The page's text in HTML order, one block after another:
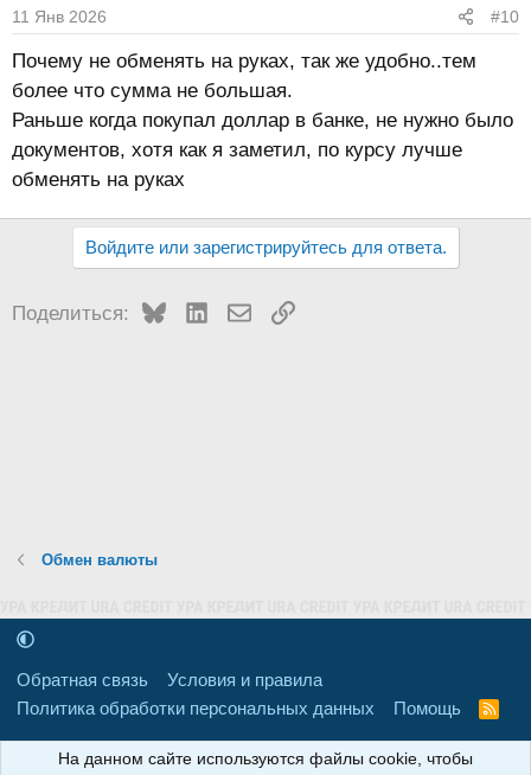
и
:
11 Янв 2026 #10
Почему не обменять на руках, так же удобно..тем
более что сумма не большая.
Раньше когда покупал доллар в банке, не нужно было
документов, хотя как я заметил, по курсу лучше
обменять на руках
Войдите или зарегистрируйтесь для ответа.
Поделиться: BlueskyLinkedInЭлектронная почта
Ссылка
Обмен валюты
Обратная связь
Условия и правила
Политика обработки персональных данных
Помощь
R
Свидетельство о регистрации товарного знака № 665857 от
На данном сайте используются файлы cookie, чтобы